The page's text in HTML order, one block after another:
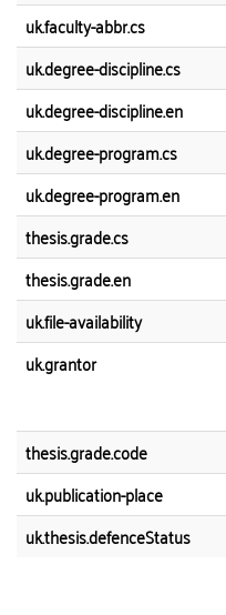
uk.faculty-abbr.cs
uk.degree-discipline.cs
uk.degree-discipline.en
uk.degree-program.cs
uk.degree-program.en
thesis.grade.cs
thesis.grade.en
uk.file-availability
uk.grantor
thesis.grade.code
uk.publication-place
uk.thesis.defenceStatus